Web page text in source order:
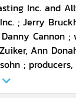
Inc. and
; Jerry
Cannon ;
Ann
;